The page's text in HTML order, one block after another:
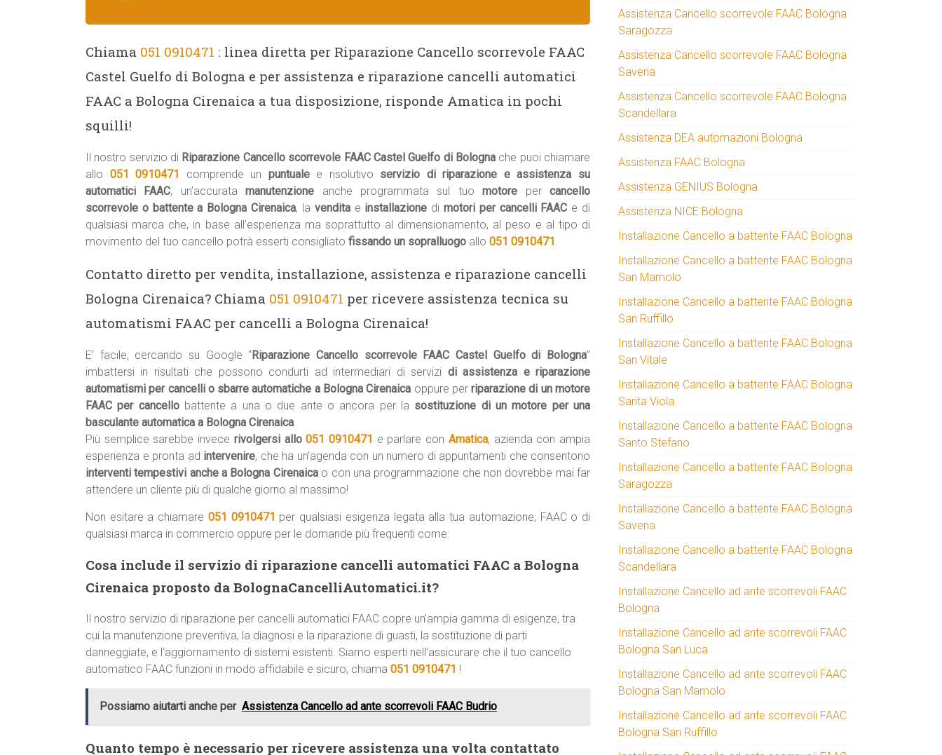
Chiama 051 0910471 : linea diretta per Riparazione Cancello scorrevole FAAC
Castel Guelfo di Bologna e per assistenza e riparazione cancelli automatici
FAAC a Bologna Cirenaica a tua disposizione, risponde Amatica in pochi
squilli!
Il nostro servizio di Riparazione Cancello scorrevole FAAC Castel Guelfo di Bologna che puoi chiamare
allo 051 0910471 comprende un puntualee risolutivo servizio di riparazione e assistenza su
automatici FAAC, un’accuratamanutenzione anche programmata sul tuomotore percancello
scorrevole o battente a Bologna Cirenaica, la venditae installazione di motori per cancelli FAAC e di
qualsiasi marca che, in base all’esperienza ma soprattutto al dimensionamento, al peso e al tipo di
movimento del tuo cancello potrà esserti consigliato fissando un sopralluogo allo 051 0910471.
Contatto diretto per vendita, installazione, assistenza e riparazione cancelli
Bologna Cirenaica? Chiama 051 0910471 per ricevere assistenza tecnica su
automatismi FAAC per cancelli a Bologna Cirenaica!
E’ facile, cercando su Google “Riparazione Cancello scorrevole FAAC Castel Guelfo di Bologna”
imbattersi in risultati che possono condurti ad intermediari di servizi di assistenza e riparazione
automatismi per cancelli o sbarre automatiche a Bologna Cirenaica oppure perriparazione di un motore
FAAC per cancellobattente a una o due ante o ancora per la sostituzione di un motore per una
basculante automatica a Bologna Cirenaica.
Più semplice sarebbe invece rivolgersi allo051 0910471 e parlare con Amatica, azienda con ampia
esperienza e pronta ad intervenire, che ha un’agenda con un numero di appuntamenti che consentono
interventi tempestivi anche a Bologna Cirenaica o con una programmazione che non dovrebbe mai far
attendere un cliente più di qualche giorno al massimo!
Non esitare a chiamare 051 0910471 per qualsiasi esigenza legata alla tua automazione, FAAC o di
qualsiasi marca in commercio oppure per le domande più frequenti come:
Cosa include il servizio di riparazione cancelli automatici FAAC a Bologna
Cirenaica proposto da BolognaCancelliAutomatici.it?
Il nostro servizio di riparazione per cancelli automatici FAAC copre un’ampia gamma di esigenze, tra
cui la manutenzione preventiva, la diagnosi e la riparazione di guasti, la sostituzione di parti
danneggiate, e l’aggiornamento di sistemi esistenti. Siamo esperti nell’assicurare che il tuo cancello
automatico FAAC funzioni in modo affidabile e sicuro, chiama 051 0910471 !
Possiamo aiutarti anche per Assistenza Cancello ad ante scorrevoli FAAC Budrio
Quanto tempo è necessario per ricevere assistenza una volta contattato
Assistenza Cancello scorrevole FAAC Bologna
Saragozza
Assistenza Cancello scorrevole FAAC Bologna
Savena
Assistenza Cancello scorrevole FAAC Bologna
Scandellara
Assistenza DEA automazioni Bologna
Assistenza FAAC Bologna
Assistenza GENIUS Bologna
Assistenza NICE Bologna
Installazione Cancello a battente FAAC Bologna
Installazione Cancello a battente FAAC Bologna
San Mamolo
Installazione Cancello a battente FAAC Bologna
San Ruffillo
Installazione Cancello a battente FAAC Bologna
San Vitale
Installazione Cancello a battente FAAC Bologna
Santa Viola
Installazione Cancello a battente FAAC Bologna
Santo Stefano
Installazione Cancello a battente FAAC Bologna
Saragozza
Installazione Cancello a battente FAAC Bologna
Savena
Installazione Cancello a battente FAAC Bologna
Scandellara
Installazione Cancello ad ante scorrevoli FAAC
Bologna
Installazione Cancello ad ante scorrevoli FAAC
Bologna San Luca
Installazione Cancello ad ante scorrevoli FAAC
Bologna San Mamolo
Installazione Cancello ad ante scorrevoli FAAC
Bologna San Ruffillo